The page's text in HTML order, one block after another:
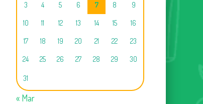
3 4 5 6 7 8 9
10 11 12 13 14 15 16
17 18 19 20 21 22 23
24 25 26 27 28 29 30
31
« Mar